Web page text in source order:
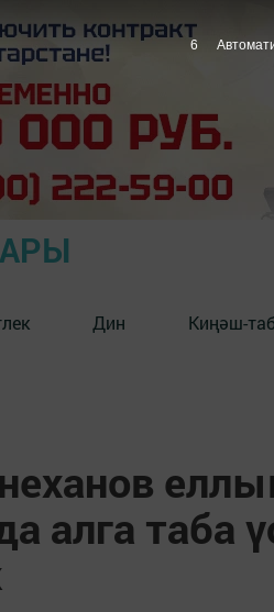
Дин Киңәш-
алга таба
5